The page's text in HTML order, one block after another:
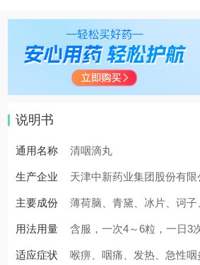
说明书
通用名称 清咽滴丸
生产企业 天津中新药业集团股份有
主要成份 薄荷脑、青黛、冰片、诃子
黄。辅料为聚乙二醇6000。
用法用量 含服，一次4～6粒，一日3
适应症状 喉痹、咽痛、发热、急性咽